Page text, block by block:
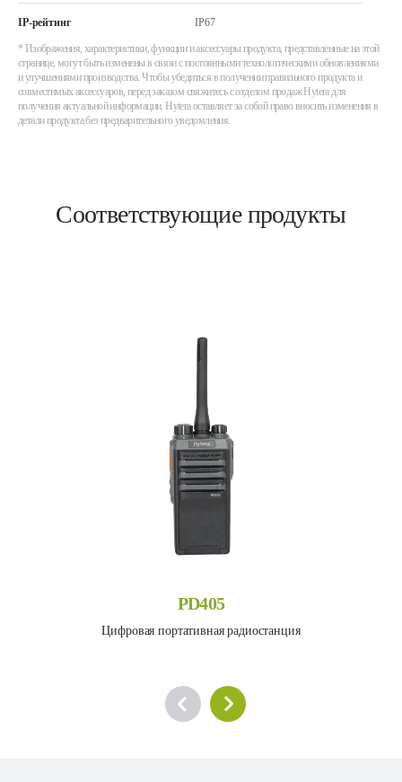
IP-рейтинг IP67
* Изображения, характеристики, функции и аксессуары продукта, представленные на этой
странице, могут быть изменены в связи с постоянными технологическими обновлениями
и улучшениями производства. Чтобы убедиться в получении правильного продукта и
совместимых аксессуаров, перед заказом свяжитесь с отделом продаж Hytera для
получения актуальной информации. Hytera оставляет за собой право вносить изменения в
детали продукта без предварительного уведомления.
Соответствующие продукты
PD405
Цифровая портативная радиостанция